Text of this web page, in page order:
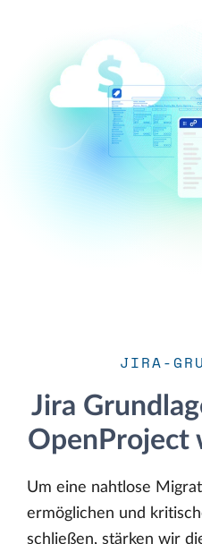
JIRA-
Jira
OpenProject
Um eine nahtlose
ermöglichen und
schließen, stärken wir